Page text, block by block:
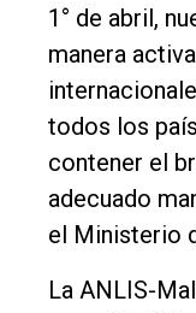
1° de abril,
manera
todos los
contener el
adecuado
el Ministerio
La ANLIS-